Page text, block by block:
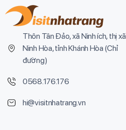
Thôn Tân Đảo, xã Ninh ích, thị xã
Ninh Hòa, tỉnh Khánh Hòa (Chỉ
đường)
0568.176.176
hi@visitnhatrang.vn